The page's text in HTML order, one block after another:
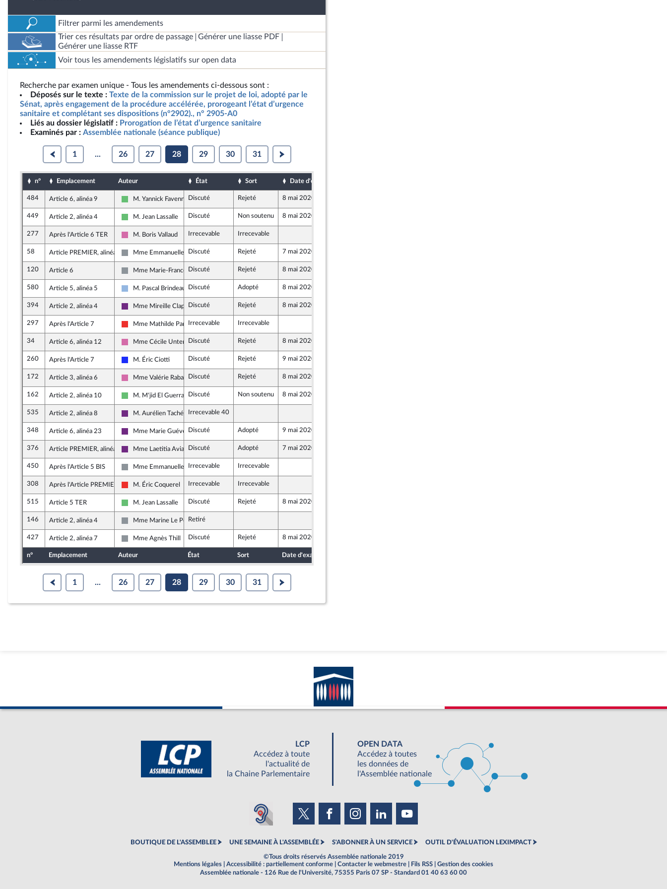
Filtrer parmi les amendements
Trier ces résultats par ordre de passage
Générer une liasse PDF
Générer une liasse RTF
Voir tous les amendements législatifs sur open data
Recherche par examen unique - Tous les amendements ci-dessous sont :
Déposés sur le texte : Texte de la commission sur le projet de loi, adopté par le
Sénat, après engagement de la procédure accélérée, prorogeant l’état d’urgence
sanitaire et complétant ses dispositions (n°2902)., n° 2905-A0
Liés au dossier législatif : Prorogation de l’état d’urgence sanitaire
Examinés par : Assemblée nationale (séance publique)
1 ... 26 27 28 29 30 31
n° Emplacement Auteur État Sort Date d'examen
484 Article 6, alinéa 9
Libertés et Territoires
M. Yannick Favennec-Bécot
Discuté Rejeté 8 mai 2020
449 Article 2, alinéa 4
Libertés et Territoires
M. Jean Lassalle Discuté Non soutenu 8 mai 2020
277 Après l'Article 6 TER
Socialistes et apparentés
M. Boris Vallaud Irrecevable Irrecevable
58 Article PREMIER, alinéa 3
Non inscrit
Mme Emmanuelle Ménard
Discuté Rejeté 7 mai 2020
120 Article 6
Non inscrit
Mme Marie-France Lorho
Discuté Rejeté 8 mai 2020
580 Article 5, alinéa 5
UDI, Agir et Indépendants
M. Pascal Brindeau Discuté Adopté 8 mai 2020
394 Article 2, alinéa 4
La République en Marche
Mme Mireille ClapotDiscuté Rejeté 8 mai 2020
297 Après l'Article 7
La France insoumise
Mme Mathilde PanotIrrecevable Irrecevable
34 Article 6, alinéa 12
Socialistes et apparentés
Mme Cécile Untermaier
Discuté Rejeté 8 mai 2020
260 Après l'Article 7
Les Républicains
M. Éric Ciotti Discuté Rejeté 9 mai 2020
172 Article 3, alinéa 6
Socialistes et apparentés
Mme Valérie RabaultDiscuté Rejeté 8 mai 2020
162 Article 2, alinéa 10
Libertés et Territoires
M. M'jid El Guerrab Discuté Non soutenu 8 mai 2020
535 Article 2, alinéa 8
La République en Marche
M. Aurélien Taché Irrecevable 40
348 Article 6, alinéa 23
La République en Marche
Mme Marie GuévenouxDiscuté Adopté 9 mai 2020
376 Article PREMIER, alinéa 11
La République en Marche
Mme Laetitia Avia Discuté Adopté 7 mai 2020
450 Après l'Article 5 BIS
Non inscrit
Mme Emmanuelle Ménard
Irrecevable Irrecevable
308 Après l'Article PREMIER
La France insoumise
M. Éric Coquerel Irrecevable Irrecevable
515 Article 5 TER
Libertés et Territoires
M. Jean Lassalle Discuté Rejeté 8 mai 2020
146 Article 2, alinéa 4
Non inscrit
Mme Marine Le PenRetiré
427 Article 2, alinéa 7
Non inscrit
Mme Agnès Thill Discuté Rejeté 8 mai 2020
n° Emplacement Auteur État Sort Date d'examen
1 ... 26 27 28 29 30 31
LCP
Accédez à toute
l'actualité de
la Chaine Parlementaire
OPEN DATA
Accédez à toutes
les données de
l'Assemblée nationale
BOUTIQUE DE L'ASSEMBLEE UNE SEMAINE À L'ASSEMBLÉE S'ABONNER À UN SERVICE OUTIL D'ÉVALUATION LEXIMPACT
©Tous droits réservés Assemblée nationale 2019
Mentions légales
Accessibilité : partiellement conforme Contacter le webmestre Fils RSS
Gestion des cookies
Assemblée nationale - 126 Rue de l'Université, 75355 Paris 07 SP - Standard 01 40 63 60 00